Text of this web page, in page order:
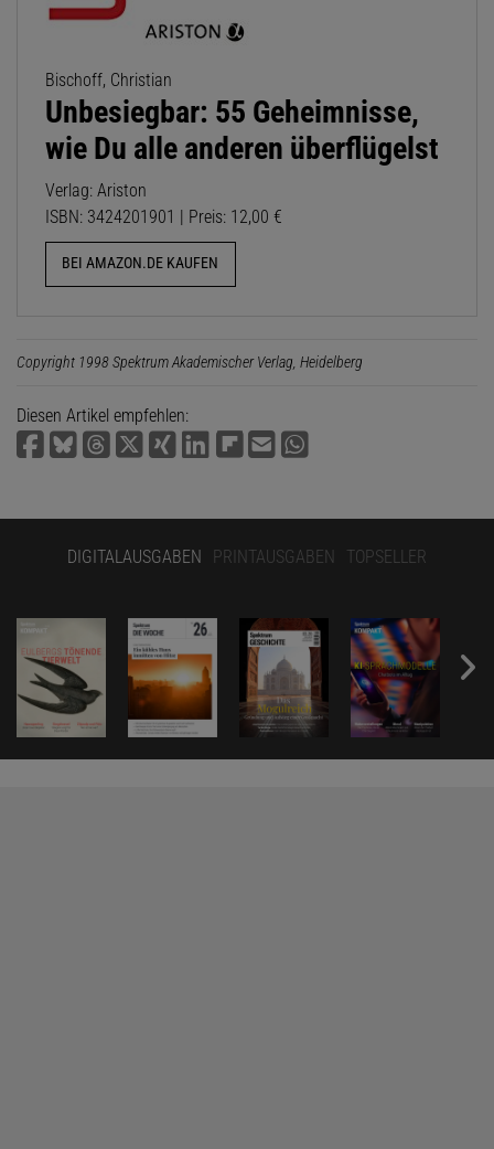
Bischoff, Christian
Unbesiegbar: 55 Geheimnisse,
wie Du alle anderen überflügelst
Verlag: Ariston
ISBN: 3424201901 | Preis: 12,00 €
BEI AMAZON.DE KAUFEN
Copyright 1998 Spektrum Akademischer Verlag, Heidelberg
Diesen Artikel empfehlen:
DIGITALAUSGABEN PRINTAUSGABEN TOPSELLER